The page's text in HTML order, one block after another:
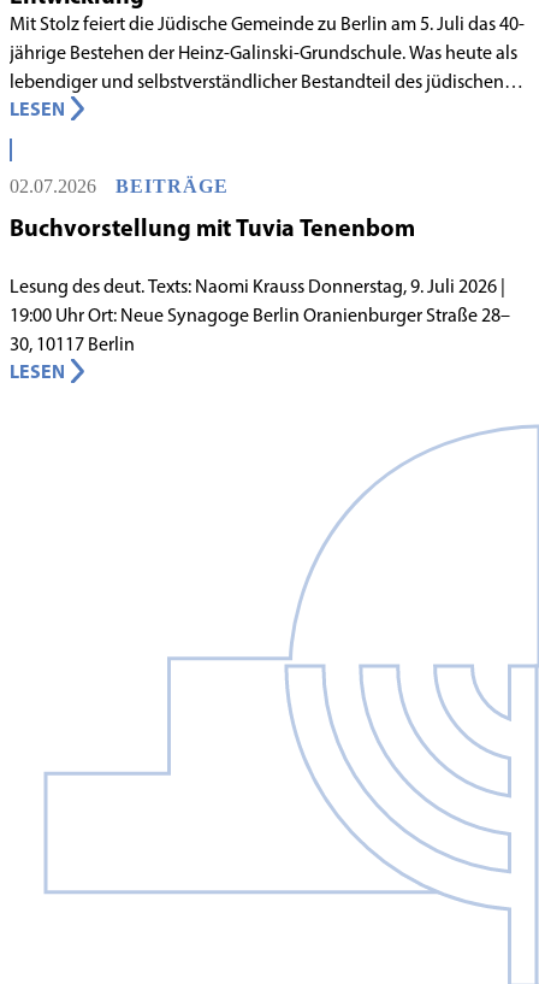
Mit Stolz feiert die Jüdische Gemeinde zu Berlin am 5. Juli das 40-
jährige Bestehen der Heinz-Galinski-Grundschule. Was heute als
lebendiger und selbstverständlicher Bestandteil des jüdischen
Lebens in Berlin gilt, begann in den 1980er-Jahren unter
schwierigen Voraussetzungen. Vor dem Hintergrund eines
innergemeindlichen Wandels entstand bereits 1983 die Idee, eine
jüdische Grundschule zu gründen.
LESEN
02.07.2026 BEITRÄGE
Buchvorstellung mit Tuvia Tenenbom
Lesung des deut. Texts: Naomi Krauss Donnerstag, 9. Juli 2026 |
19:00 Uhr Ort: Neue Synagoge Berlin Oranienburger Straße 28–
30, 10117 Berlin
LESEN